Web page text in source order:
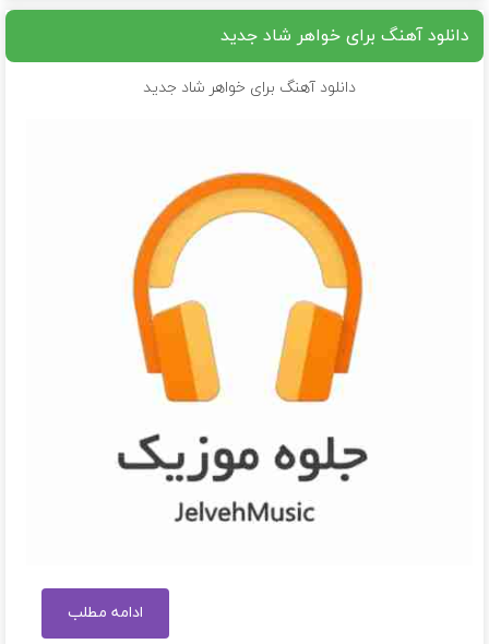
دانلود آهنگ برای خواهر شاد جدید
دانلود آهنگ برای خواهر شاد جدید
ادامه مطلب